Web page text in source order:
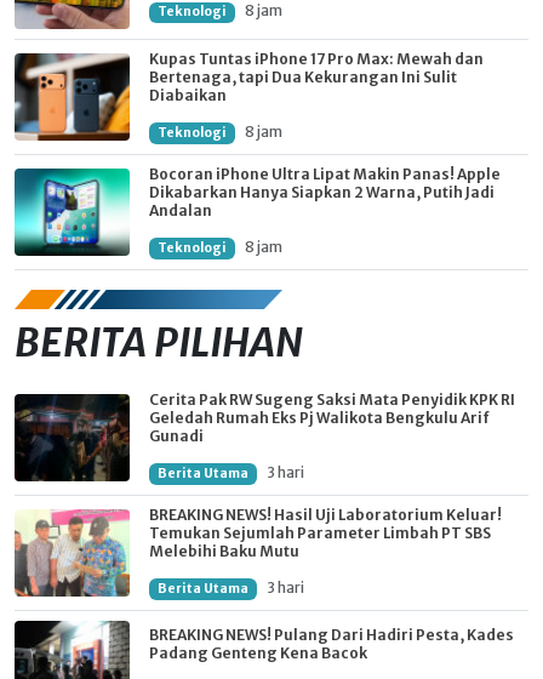
Teknologi 8 jam
Kupas Tuntas iPhone 17 Pro Max: Mewah dan
Bertenaga, tapi Dua Kekurangan Ini Sulit
Diabaikan
Teknologi 8 jam
Bocoran iPhone Ultra Lipat Makin Panas! Apple
Dikabarkan Hanya Siapkan 2 Warna, Putih Jadi
Andalan
Teknologi 8 jam
BERITA PILIHAN
Cerita Pak RW Sugeng Saksi Mata Penyidik KPK RI
Geledah Rumah Eks Pj Walikota Bengkulu Arif
Gunadi
Berita Utama 3 hari
BREAKING NEWS! Hasil Uji Laboratorium Keluar!
Temukan Sejumlah Parameter Limbah PT SBS
Melebihi Baku Mutu
Berita Utama 3 hari
BREAKING NEWS! Pulang Dari Hadiri Pesta, Kades
Padang Genteng Kena Bacok